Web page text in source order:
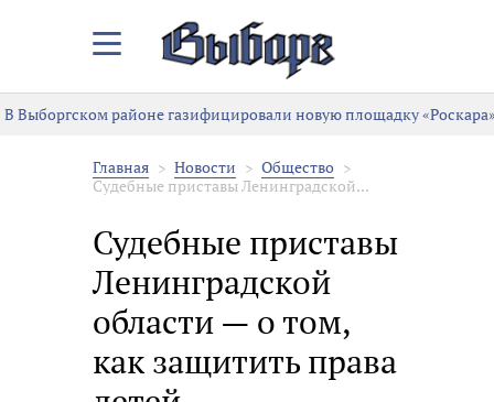
Закрыть/
меню
В Выборгском районе газифицировали новую площадку «Роскара»
Главная Новости
Общество
Судебные приставы Ленинградской...
Судебные приставы
Ленинградской
области — о том,
как защитить права